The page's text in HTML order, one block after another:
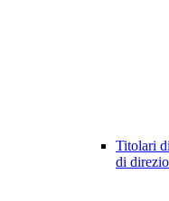
Titolari
di